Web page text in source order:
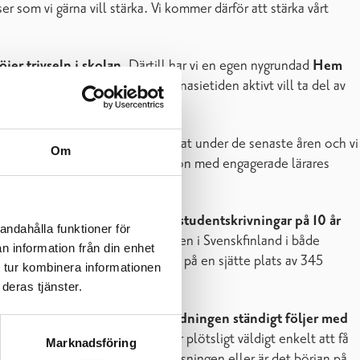
Om
funktioner för
information från din enhet
kombinera informationen
tjänster.
Marknadsföring
som vi gärna vill stärka. Vi kommer därför att stärka vårt
trivseln i skolan . Därtill har vi en egen nygrundad Hem
föräldrar även under gymnasietiden aktivt vill ta del av
studera vid vår skola har ökat under de senaste åren och vi
och hörd. Det i kombination med engagerade lärares
bästa medeltalet i vårens studentskrivningar på 10 år
hade vi de bästa resultaten i Svenskfinland i både
där vår skola är på en sjätte plats av 345
är viktigt att gymnasieutbildningen ständigt följer med
tagit sig in i skolvärlden. Det är plötsligt väldigt enkelt att få